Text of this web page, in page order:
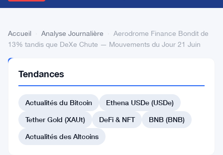
Accueil Analyse Journalière
Aerodrome Finance Bondit de
13% tandis que DeXe Chute — Mouvements du Jour 21 Juin
JOURNALIÈRE
Finance
Bondit
Tendances
Actualités du Bitcoin
Ethena USDe (USDe)
Tether Gold (XAUt)
DeFi & NFT
BNB (BNB)
Actualités des Altcoins